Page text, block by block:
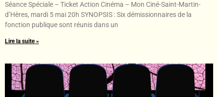
Séance Spéciale – Ticket Action Cinéma – Mon Ciné-Saint-Martin-
d’Hères, mardi 5 mai 20h SYNOPSIS : Six démissionnaires de la
fonction publique sont réunis dans un
Lire la suite »